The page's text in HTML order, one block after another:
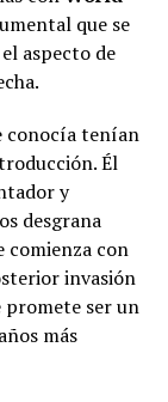
que se
aspecto de
conocía tenían
Él
y
desgrana
comienza con
invasión
promete ser un
más